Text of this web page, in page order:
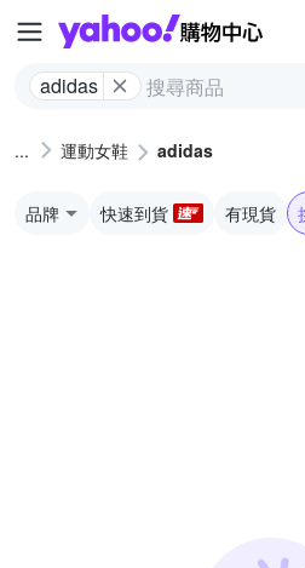
adidas
運動女鞋 adidas
品牌 快速到貨 有現貨